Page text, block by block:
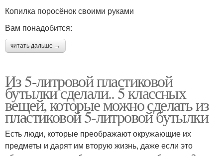
Копилка поросёнок своими руками
Вам понадобится:
читать дальше →
Из 5-литровой пластиковой
бутылки сделали.. 5 классных
вещей, которые можно сделать из
пластиковой 5-литровой бутылки
Есть люди, которые преображают окружающие их
предметы и дарят им вторую жизнь, даже если это